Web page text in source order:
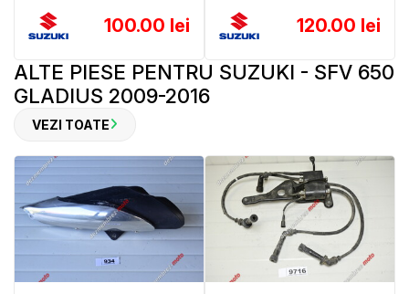
100.00 lei 120.00 lei
ALTE PIESE PENTRU SUZUKI - SFV 650
GLADIUS 2009-2016
VEZI TOATE